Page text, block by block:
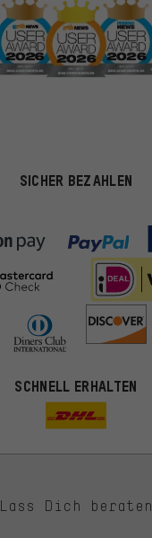
SICHER BEZAHLEN
SCHNELL ERHALTEN
Lass Dich beraten